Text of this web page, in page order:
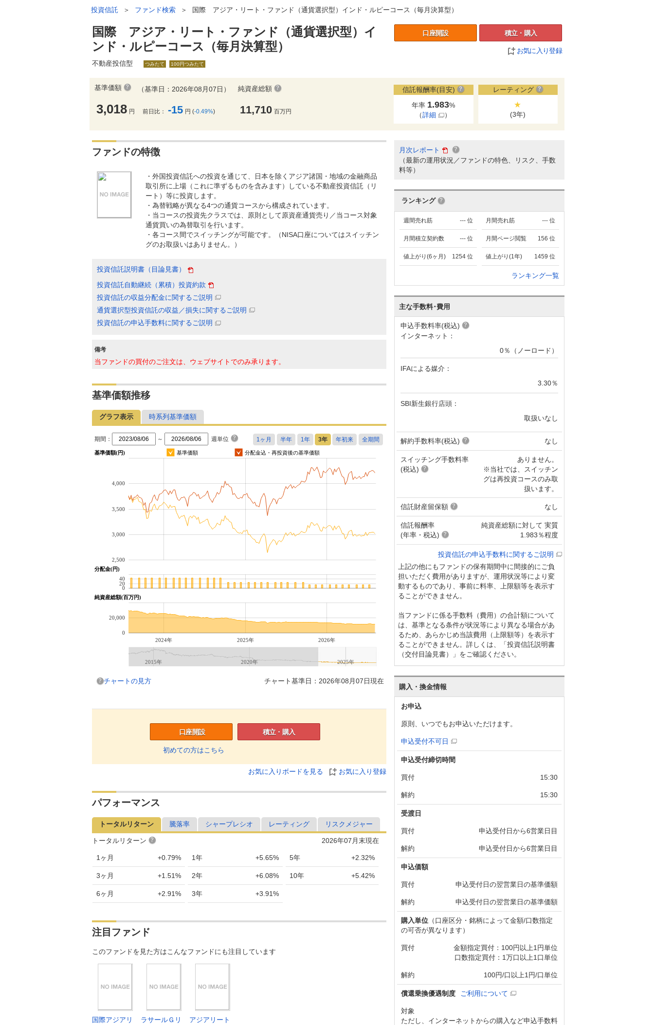
投資信託 ＞ ファンド検索 ＞ 国際 アジア・リート・ファンド（通貨選択型）インド・ルピーコース（毎月決算型）
国際 アジア・リート・ファンド（通貨選択型）イ
ンド・ルピーコース（毎月決算型）
口座開設 積立・購入
お気に入り登録
不動産投信型
つみたて 100円つみたて
基準価額
3,018 円
（基準日：2026年08月07日）
前日比： -15 円 (-0.49%)
純資産総額
11,710 百万円
信託報酬率(目安)
年率 1.983%
（詳細 ）
レーティング
★
(3年)
ファンドの特徴
・外国投資信託への投資を通じて、日本を除くアジア諸国・地域の金融商品
取引所に上場（これに準ずるものを含みます）している不動産投資信託（リ
ート）等に投資します。
・為替戦略が異なる4つの通貨コースから構成されています。
・当コースの投資先クラスでは、原則として原資産通貨売り／当コース対象
通貨買いの為替取引を行います。
・各コース間でスイッチングが可能です。（NISA口座についてはスイッチン
グのお取扱いはありません。）
投資信託説明書（目論見書）
投資信託自動継続（累積）投資約款
投資信託の収益分配金に関するご説明
通貨選択型投資信託の収益／損失に関するご説明
投資信託の申込手数料に関するご説明
備考
当ファンドの買付のご注文は、ウェブサイトでのみ承ります。
基準価額推移
グラフ表示 時系列基準価額
期間： ～ 週単位
基準価額(円) 基準価額 分配金込・再投資後の基準価額
2,500
3,000
3,500
4,000
分配金(円)
0
20
40
純資産総額(百万円)
2024年 2025年 2026年
0
20,000
2015年 2020年 2025年
チャートの見方 チャート基準日：2026年08月07日現在
口座開設
初めての方はこちら
積立・購入
お気に入りボードを見る お気に入り登録
パフォーマンス
トータルリターン 騰落率 シャープレシオ レーティング リスクメジャー
2026年07月末現在
トータルリターン
1ヶ月 +0.79%
3ヶ月 +1.51%
6ヶ月 +2.91%
1年 +5.65%
2年 +6.08%
3年 +3.91%
5年 +2.32%
10年 +5.42%
注目ファンド
このファンドを見た方はこんなファンドにも注目しています
国際アジアリ
ラサールＧリ
アジアリート
月次レポート
（最新の運用状況／ファンドの特色、リスク、手数
料等）
ランキング
--- 位
週間売れ筋 --- 位
月間売れ筋
--- 位
月間積立契約数 156 位
月間ページ閲覧
1254 位
値上がり(6ヶ月) 1459 位
値上がり(1年)
ランキング一覧
主な手数料･費用
申込手数料率(税込)
インターネット：
0％（ノーロード）
IFAによる媒介：
3.30％
SBI新生銀行店頭：
取扱いなし
解約手数料率(税込) なし
スイッチング手数料率
(税込)
ありません。
※当社では、スイッチン
グは再投資コースのみ取
扱います。
信託財産留保額 なし
信託報酬率
(年率・税込)
純資産総額に対して 実質
1.983％程度
投資信託の申込手数料に関するご説明
上記の他にもファンドの保有期間中に間接的にご負
担いただく費用がありますが、運用状況等により変
動するものであり、事前に料率、上限額等を表示す
ることができません。
当ファンドに係る手数料（費用）の合計額について
は、基準となる条件が状況等により異なる場合があ
るため、あらかじめ当該費用（上限額等）を表示す
ることができません。詳しくは、「投資信託説明書
（交付目論見書）」をご確認ください。
購入・換金情報
お申込
原則、いつでもお申込いただけます。
申込受付不可日
申込受付締切時間
買付 15:30
解約 15:30
受渡日
買付 申込受付日から6営業日目
解約 申込受付日から6営業日目
申込価額
買付 申込受付日の翌営業日の基準価額
解約 申込受付日の翌営業日の基準価額
購入単位 （口座区分・銘柄によって金額/口数指定
の可否が異なります）
買付
金額指定買付：100円以上1円単位
口数指定買付：1万口以上1口単位
解約 100円/口以上1円/口単位
償還乗換優遇制度 ご利用について
対象
ただし、インターネットからの購入など申込手数料